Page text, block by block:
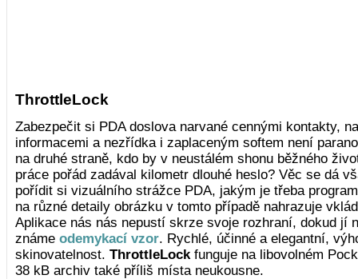
ThrottleLock
Zabezpečit si PDA doslova narvané cennými kontakty,
informacemi a nezřídka i zaplaceným softem není
na druhé straně, kdo by v neustálém shonu běžného
práce pořád zadával kilometr dlouhé heslo? Věc se dá
pořídit si vizuálního strážce PDA, jakým je třeba
na různé detaily obrázku v tomto případě nahrazuje
Aplikace nás nás nepustí skrze svoje rozhraní, dokud jí
známe odemykací vzor. Rychlé, účinné a elegantní,
skinovatelnost. ThrottleLock funguje na libovolném
38 kB archiv také příliš místa neukousne.